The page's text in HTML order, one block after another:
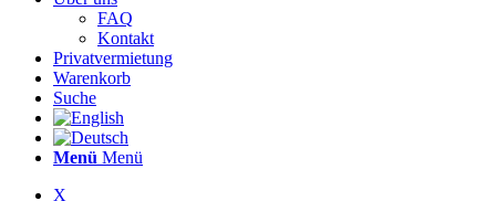
FAQ
Kontakt
Privatvermietung
Warenkorb
Suche
Menü Menü
X